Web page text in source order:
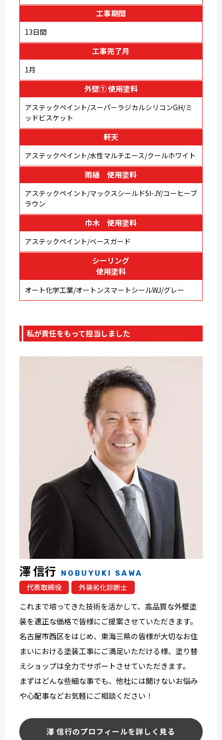
工事期間
13日間
工事完了月
1月
外壁① 使用塗料
アステックペイント/スーパーラジカルシリコンGH/ミ
ッドビスケット
軒天
アステックペイント/水性マルチエース/クールホワイト
雨樋 使用塗料
アステックペイント/マックスシールドSI-JY/コーヒーブ
ラウン
巾木 使用塗料
アステックペイント/ベースガード
シーリング
使用塗料
オート化学工業/オートンスマートシールWJ/グレー
私が責任をもって担当しました
澤 信行 NOBUYUKI SAWA
代表取締役 外装劣化診断士
これまで培ってきた技術を活かして、高品質な外壁塗
装を適正な価格で皆様にご提案させていただきます。
名古屋市西区をはじめ、東海三県の皆様が大切なお住
まいにおける塗装工事にご満足いただける様、塗り替
えショップは全力でサポートさせていただきます。
まずはどんな些細な事でも、他社には聞けないお悩み
や心配事などお気軽にご相談ください！
澤 信行のプロフィールを詳しく見る